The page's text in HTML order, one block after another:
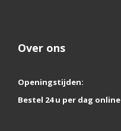
Over ons
Openingstijden:
Bestel 24 u per dag online